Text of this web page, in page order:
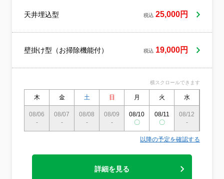
でお悩みの方、小さなお子様、あるいはペ
用いただけます。 人体や自然に優しく、生
た、徹底的なこだわりに基づき厳選した製
時に防護ゴーグルやマスク、ゴム手袋など
を着用する必要がありません。シックハウ
ス症候群やホルムアルデヒド対策も万全に
考慮し、合成界面活性剤をはじめとする石
水」だけで作られた無添加洗剤や、大豆を
分とした極めて安全性の高い抗菌消臭剤、
な実績を積み重ねてきたKsホームケアが、
絶対の自信を持ってお届けする自然派洗剤
のナチュラル＆セーフティハウスクリーニ
天井埋込型 税込 25,000円
壁掛け型（お掃除機能付） 税込 19,000円
横スクロールできます
木 金 土 日 月 火 水
08/06
-
08/07
-
08/08
-
08/09
-
08/10
〇
08/11
〇
08/12
-
以降の予定を確認する
詳細を見る